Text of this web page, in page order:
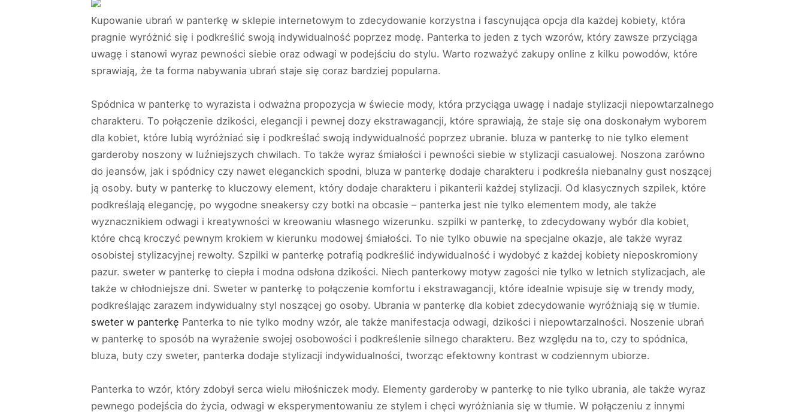
Kupowanie ubrań w panterkę w sklepie internetowym to zdecydowanie korzystna i fascynująca opcja dla każdej kobiety, która
pragnie wyróżnić się i podkreślić swoją indywidualność poprzez modę. Panterka to jeden z tych wzorów, który zawsze przyciąga
uwagę i stanowi wyraz pewności siebie oraz odwagi w podejściu do stylu. Warto rozważyć zakupy online z kilku powodów, które
sprawiają, że ta forma nabywania ubrań staje się coraz bardziej popularna.
Spódnica w panterkę to wyrazista i odważna propozycja w świecie mody, która przyciąga uwagę i nadaje stylizacji niepowtarzalnego
charakteru. To połączenie dzikości, elegancji i pewnej dozy ekstrawagancji, które sprawiają, że staje się ona doskonałym wyborem
dla kobiet, które lubią wyróżniać się i podkreślać swoją indywidualność poprzez ubranie. bluza w panterkę to nie tylko element
garderoby noszony w luźniejszych chwilach. To także wyraz śmiałości i pewności siebie w stylizacji casualowej. Noszona zarówno
do jeansów, jak i spódnicy czy nawet eleganckich spodni, bluza w panterkę dodaje charakteru i podkreśla niebanalny gust noszącej
ją osoby. buty w panterkę to kluczowy element, który dodaje charakteru i pikanterii każdej stylizacji. Od klasycznych szpilek, które
podkreślają elegancję, po wygodne sneakersy czy botki na obcasie – panterka jest nie tylko elementem mody, ale także
wyznacznikiem odwagi i kreatywności w kreowaniu własnego wizerunku. szpilki w panterkę, to zdecydowany wybór dla kobiet,
które chcą kroczyć pewnym krokiem w kierunku modowej śmiałości. To nie tylko obuwie na specjalne okazje, ale także wyraz
osobistej stylizacyjnej rewolty. Szpilki w panterkę potrafią podkreślić indywidualność i wydobyć z każdej kobiety nieposkromiony
pazur. sweter w panterkę to ciepła i modna odsłona dzikości. Niech panterkowy motyw zagości nie tylko w letnich stylizacjach, ale
także w chłodniejsze dni. Sweter w panterkę to połączenie komfortu i ekstrawagancji, które idealnie wpisuje się w trendy mody,
podkreślając zarazem indywidualny styl noszącej go osoby. Ubrania w panterkę dla kobiet zdecydowanie wyróżniają się w tłumie.
sweter w panterkę Panterka to nie tylko modny wzór, ale także manifestacja odwagi, dzikości i niepowtarzalności. Noszenie ubrań
w panterkę to sposób na wyrażenie swojej osobowości i podkreślenie silnego charakteru. Bez względu na to, czy to spódnica,
bluza, buty czy sweter, panterka dodaje stylizacji indywidualności, tworząc efektowny kontrast w codziennym ubiorze.
Panterka to wzór, który zdobył serca wielu miłośniczek mody. Elementy garderoby w panterkę to nie tylko ubrania, ale także wyraz
pewnego podejścia do życia, odwagi w eksperymentowaniu ze stylem i chęci wyróżniania się w tłumie. W połączeniu z innymi